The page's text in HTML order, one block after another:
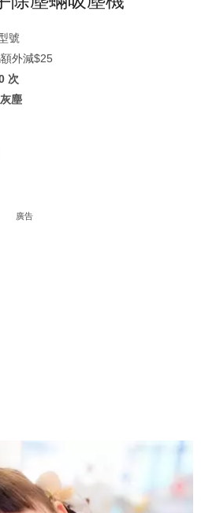
號
外減$25
次
塵
廣告